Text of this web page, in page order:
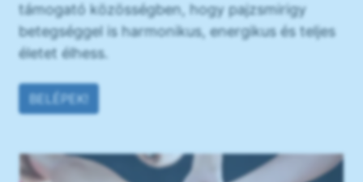
támogató közösségben, hogy pajzsmirigy
betegséggel is harmonikus, energikus és teljes
életet élhess.
BELÉPEK!